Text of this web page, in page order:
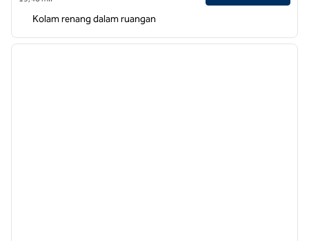
Kolam renang dalam ruangan
1 dari 12